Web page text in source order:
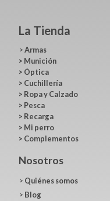
La Tienda
>Armas
> Munición
> Óptica
> Cuchillería
> Ropa y Calzado
> Pesca
> Recarga
> Mi perro
> Complementos
Nosotros
> Quiénes somos
> Blog